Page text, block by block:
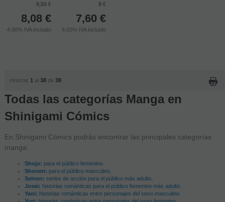
8,50 €
8,08 €
4.00% IVA incluido
8 €
7,60 €
4.00% IVA incluido
mostrar 1 al 38de 38
Todas las categorías Manga en
Shinigami Cómics
En Shinigami Cómics podrás encontrar las principales categorías
manga:
Shojo: para el público femenino.
Shonen: para el público masculino.
Seinen: series de acción para el público más adulto.
Josei: historias románticas para el público femenino más adulto.
Yaoi: historias románticas entre personajes del sexo masculino.